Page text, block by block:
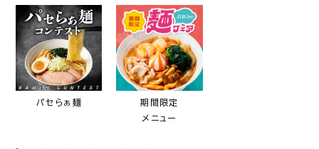
パセらぁ麺
期間限定
メニュー